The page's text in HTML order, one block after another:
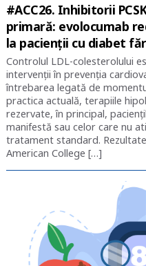
#ACC26. Inhibitorii
primară: evolocumab
la pacienții cu diabet
Controlul LDL-colesterolului
intervenții în prevenția
întrebarea legată de
practica actuală, terapiile
rezervate, în principal,
manifestă sau celor care nu
tratament standard.
American College […]